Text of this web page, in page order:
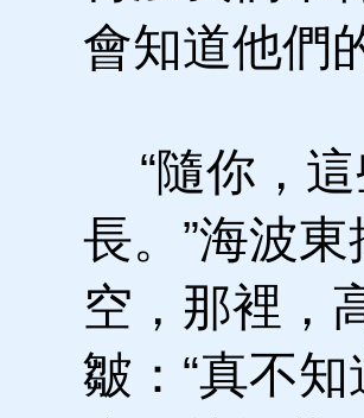
會知道他們
“隨你，這
長。”海波
空，那裡，
皺：“真不